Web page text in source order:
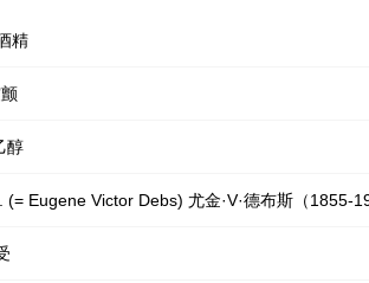
精
醇
(= Eugene Victor Debs) 尤金·V·德布斯（1855-